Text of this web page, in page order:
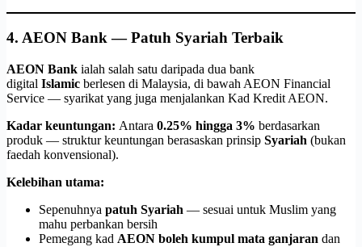
4. AEON Bank — Patuh Syariah Terbaik
AEON Bank ialah salah satu daripada dua bank
digital Islamic berlesen di Malaysia, di bawah AEON Financial
Service — syarikat yang juga menjalankan Kad Kredit AEON.
Kadar keuntungan: Antara 0.25% hingga 3% berdasarkan
produk — struktur keuntungan berasaskan prinsip Syariah (bukan
faedah konvensional).
Kelebihan utama:
Sepenuhnya patuh Syariah — sesuai untuk Muslim yang
mahu perbankan bersih
Pemegang kad AEON boleh kumpul mata ganjaran dan